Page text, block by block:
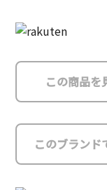
この商品を
このブランド